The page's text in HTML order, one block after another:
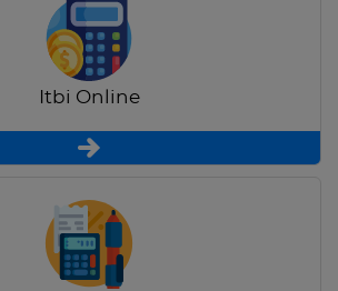
Itbi Online